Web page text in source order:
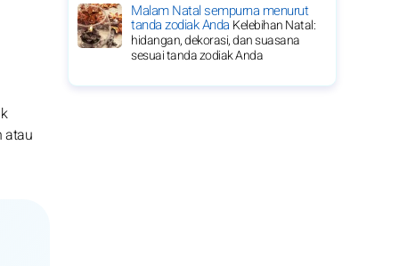
atau
Malam Natal sempurna menurut
tanda zodiak Anda Kelebihan Natal:
hidangan, dekorasi, dan suasana
sesuai tanda zodiak Anda